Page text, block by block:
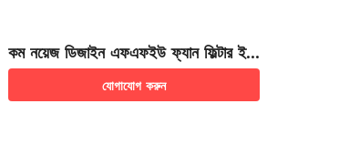
কম নয়েজ ডিজাইন এফএফইউ ফ্যান ফিল্টার ইউ
নিট
যোগাযোগ করুন